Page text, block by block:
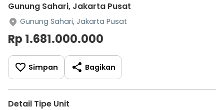
Gunung Sahari, Jakarta Pusat
Gunung Sahari, Jakarta Pusat
Rp 1.681.000.000
Simpan Bagikan
Detail Tipe Unit